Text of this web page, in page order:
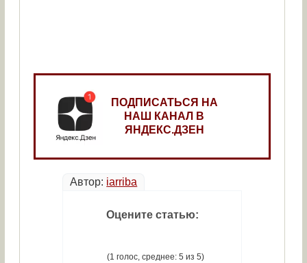
ПОДПИСАТЬСЯ НА
НАШ КАНАЛ В
ЯНДЕКС.ДЗЕН
Автор: iarriba
Оцените статью:
(1 голос, среднее: 5 из 5)